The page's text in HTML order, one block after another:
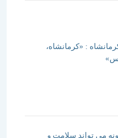
: «کرمانشاه،
سلامت و